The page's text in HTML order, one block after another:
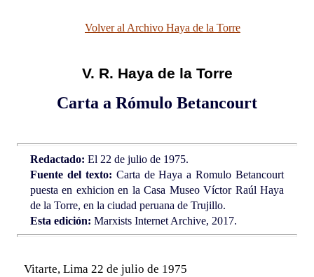
Volver al Archivo Haya de la Torre
V. R. Haya de la Torre
Carta a Rómulo Betancourt
Redactado: El 22 de julio de 1975.
Fuente del texto: Carta de Haya a Romulo Betancourt
puesta en exhicion en la Casa Museo Víctor Raúl Haya
de la Torre, en la ciudad peruana de Trujillo.
Esta edición: Marxists Internet Archive, 2017.
Vitarte, Lima 22 de julio de 1975